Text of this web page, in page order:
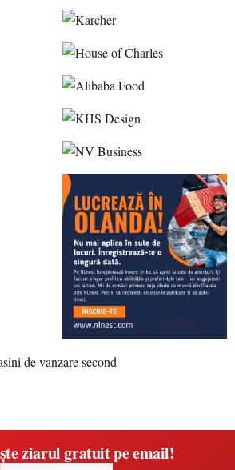
ziarul gratuit pe email!